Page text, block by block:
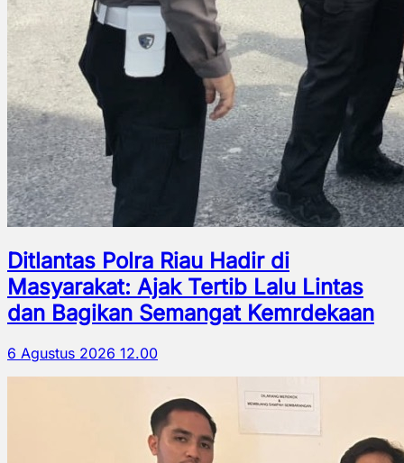
Ditlantas Polra Riau Hadir di
Masyarakat: Ajak Tertib Lalu Lintas
dan Bagikan Semangat Kemrdekaan
6 Agustus 2026 12.00